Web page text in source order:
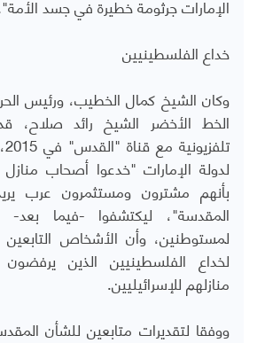
الإمارات جرثومة خطيرة في جسد
خداع الفلسطينيين
وكان الشيخ كمال الخطيب، ورئيس
الخط الأخضر الشيخ رائد صلاح،
لدولة الإمارات "خدعوا أصحاب
بأنهم مشترون ومستثمرون عرب
المقدسة"، ليكتشفوا -فيما بعد-
لمستوطنين، وأن الأشخاص التابعين
لخداع الفلسطينيين الذين
منازلهم للإسرائيليين.
ووفقا لتقديرات متابعين للشأن